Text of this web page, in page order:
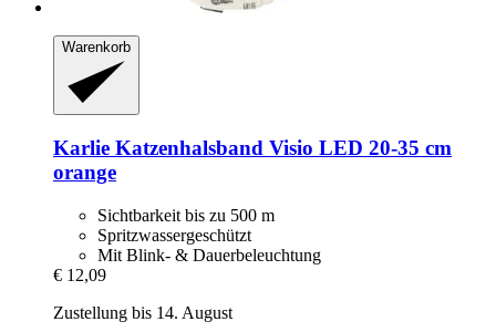
Warenkorb
Karlie Katzenhalsband Visio LED 20-​35 cm
orange
Sichtbarkeit bis zu 500 m
Spritzwassergeschützt
Mit Blink- & Dauerbeleuchtung
€ 12,09
Zustellung bis 14. August